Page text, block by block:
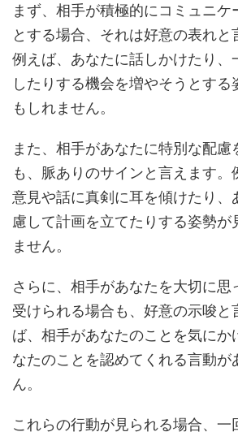
まず、相手が積極的にコミュニケ
とする場合、それは好意の表れと
例えば、あなたに話しかけたり、
したりする機会を増やそうとす
もしれません。
また、相手があなたに特別な配慮
も、脈ありのサインと言えます。
意見や話に真剣に耳を傾けたり、
慮して計画を立てたりする姿勢が
ません。
さらに、相手があなたを大切に思
受けられる場合も、好意の示唆と
ば、相手があなたのことを気にか
なたのことを認めてくれる言動が
ん。
これらの行動が見られる場合、一